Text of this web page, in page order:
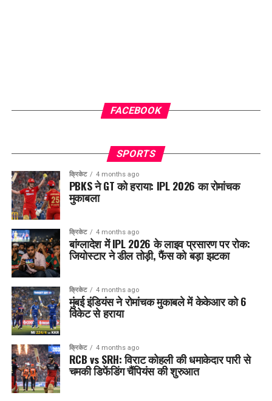
FACEBOOK
SPORTS
क्रिकेट 4 months ago
PBKS ने GT को हराया: IPL 2026 का रोमांचक
मुकाबला
क्रिकेट 4 months ago
बांग्लादेश में IPL 2026 के लाइव प्रसारण पर रोक:
जियोस्टार ने डील तोड़ी, फैंस को बड़ा झटका
क्रिकेट 4 months ago
मुंबई इंडियंस ने रोमांचक मुकाबले में केकेआर को 6
विकेट से हराया
क्रिकेट 4 months ago
RCB vs SRH: विराट कोहली की धमाकेदार पारी से
चमकी डिफेंडिंग चैंपियंस की शुरुआत